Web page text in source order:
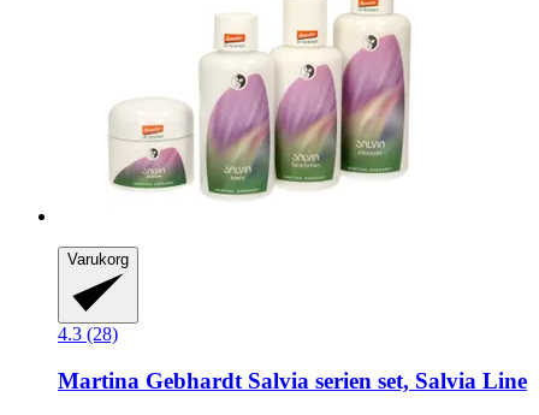
Varukorg
4.3 (28)
Martina Gebhardt Salvia serien set, Salvia Line